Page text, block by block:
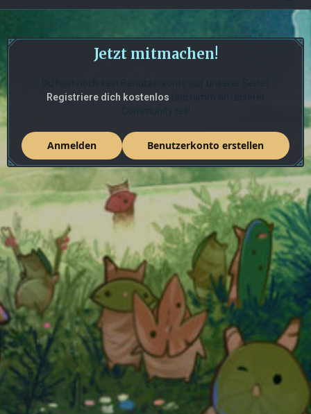
Jetzt mitmachen!
Registriere dich kostenlos
Benutzerkonto erstellen
Anmelden